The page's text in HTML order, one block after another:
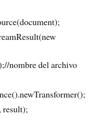
nombre del archivo
result);